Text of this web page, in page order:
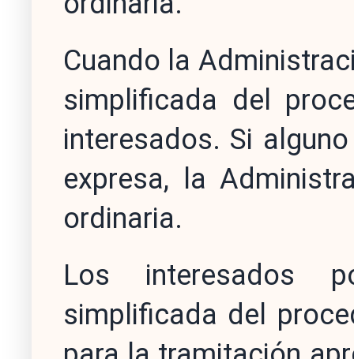
Cuando la
simplificada del
interesados. Si
expresa, la
ordinaria.
Los interesados
simplificada del